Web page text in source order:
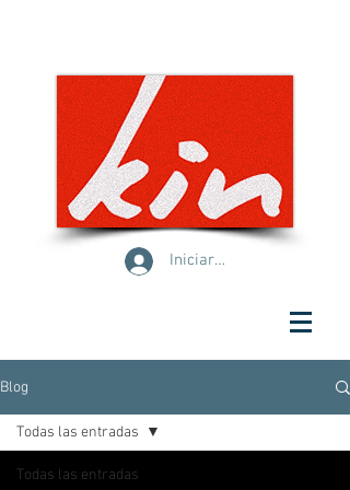
Iniciar sesión
Blog
Todas las entradas
Todas las entradas